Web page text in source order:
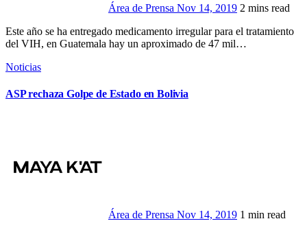
Área de Prensa Nov 14, 2019 2 mins read
Este año se ha entregado medicamento irregular para el tratamiento
del VIH, en Guatemala hay un aproximado de 47 mil…
Noticias
ASP rechaza Golpe de Estado en Bolivia
Área de Prensa Nov 14, 2019 1 min read